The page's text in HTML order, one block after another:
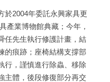
於2004年委託永興家具更
產業博物館典藏；今年，
任先生執行修護計畫，結
的痕跡；座椅結構支撐部
行，謹慎進行除蟲、移除
主體，後段修復部分再交